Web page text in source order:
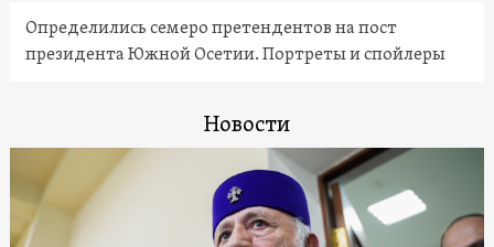
Определились семеро претендентов на пост
президента Южной Осетии. Портреты и спойлеры
Новости